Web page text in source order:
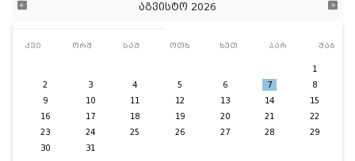
აგვისტო 2026
კვი ორშ სამ ოთხ ხუთ პარ შაბ
1
2
3 4 5 6 7
8
9
10 11 12 13 14
15
16
17 18 19 20 21
22
23
24 25 26 27 28
29
30
31